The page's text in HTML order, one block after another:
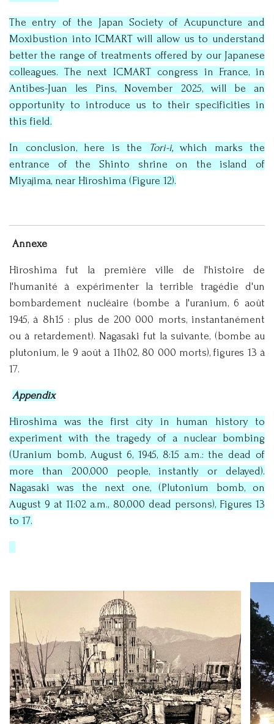
The entry of the Japan Society of Acupuncture and
Moxibustion into ICMART will allow us to understand
better the range of treatments offered by our Japanese
colleagues. The next ICMART congress in France, in
Antibes-Juan les Pins, November 2025, will be an
opportunity to introduce us to their specificities in
this field.
In conclusion, here is the Tori-i,which marks the
entrance of the Shinto shrine on the island of
Miyajima, near Hiroshima (Figure 12).
Annexe
Hiroshima fut la première ville de l'histoire de
l'humanité à expérimenter la terrible tragédie d'un
bombardement nucléaire (bombe à l'uranium, 6 août
1945, à 8h15 : plus de 200 000 morts, instantanément
ou à retardement). Nagasaki fut la suivante, (bombe au
plutonium, le 9 août à 11h02, 80 000 morts), figures 13 à
17.
Appendix
Hiroshima was the first city in human history to
experiment with the tragedy of a nuclear bombing
(Uranium bomb, August 6, 1945, 8:15 a.m.: the dead of
more than 200,000 people, instantly or delayed).
Nagasaki was the next one, (Plutonium bomb, on
August 9 at 11:02 a.m., 80,000 dead persons), Figures 13
to 17.